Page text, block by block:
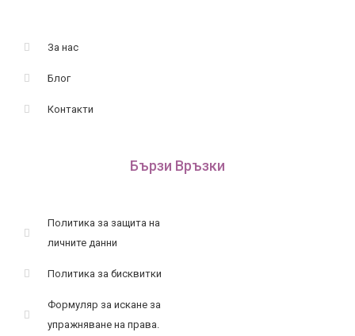
За нас
Блог
Контакти
Бързи Връзки
Политика за защита на
личните данни
Политика за бисквитки
Формуляр за искане за
упражняване на права.